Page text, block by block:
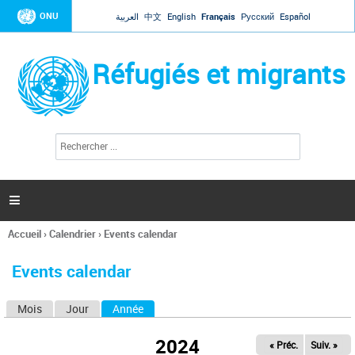
Jump to navigation
ONU العربية 中文 English Français Русский Español
Réfugiés et migrants
l
c
h
e

Vous
ici
Accueil›Calendrier› Events calendar
Events calendar
Mois Jour Année
2024 « Préc. Suiv. »